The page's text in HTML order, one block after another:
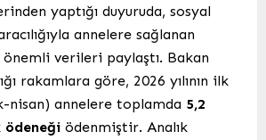
yaptığı duyuruda, sosyal
annelere sağlanan
verileri paylaştı. Bakan
rakamlara göre, 2026 yılının ilk
nisan) annelere toplamda 5,2
ödeneği ödenmiştir. Analık